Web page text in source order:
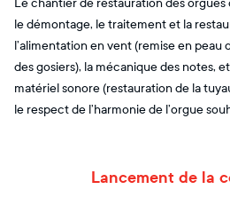
Le chantier de restauration des
le démontage, le traitement et la
l’alimentation en vent (remise en peau
des gosiers), la mécanique des notes,
matériel sonore (restauration de la
le respect de l’harmonie de l’orgue
Lancement de la